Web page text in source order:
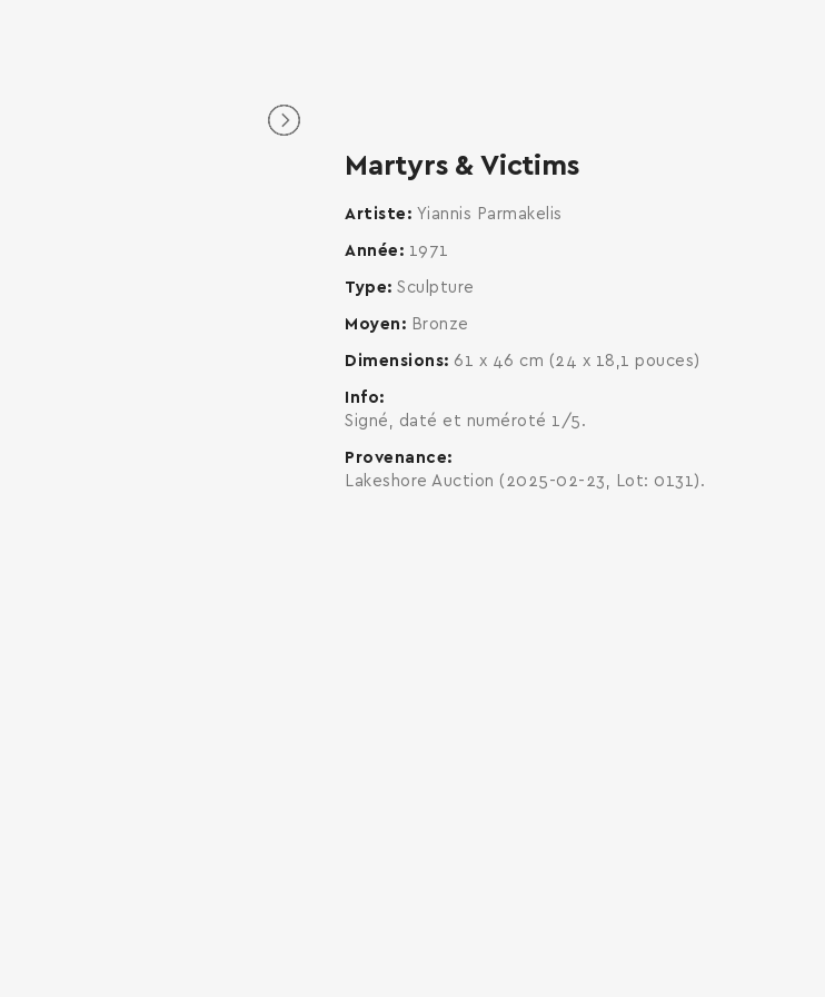
Martyrs & Victims
Artiste Yiannis Parmakelis
Année 1971
Type Sculpture
Moyen Bronze
Dimensions 61 x 46 cm (24 x 18,1 pouces)
Info
Signé, daté et numéroté 1/5.
Provenance
Lakeshore Auction (2025-02-23, Lot: 0131).